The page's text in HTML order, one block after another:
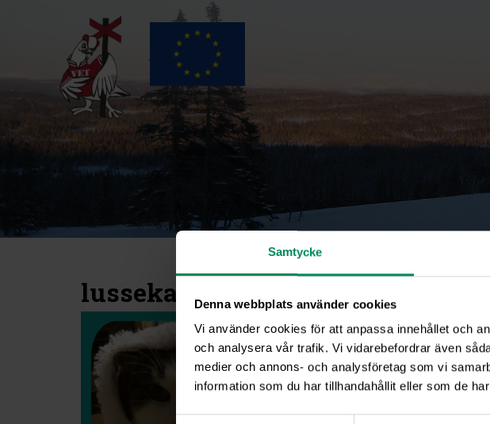
Samtycke
Denna webbplats använder cookies
Vi använder cookies för att anpassa innehållet och
och analysera vår trafik. Vi vidarebefordrar även
medier och annons- och analysföretag som vi
information som du har tillhandahållit eller som de
lussekatt-foppa